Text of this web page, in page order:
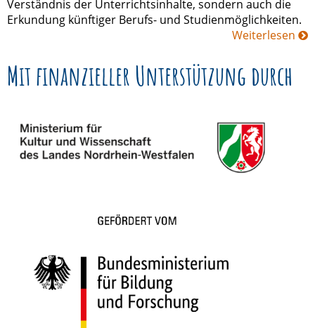
Verständnis der Unterrichtsinhalte, sondern auch die
Erkundung künftiger Berufs- und Studienmöglichkeiten.
Weiterlesen
Mit finanzieller Unterstützung durch